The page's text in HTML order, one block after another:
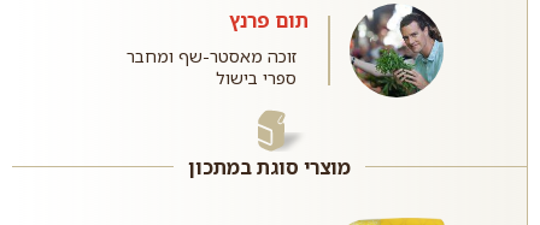
תום פרנץ
זוכה מאסטר-שף ומחבר
ספרי בישול
מוצרי סוגת במתכון